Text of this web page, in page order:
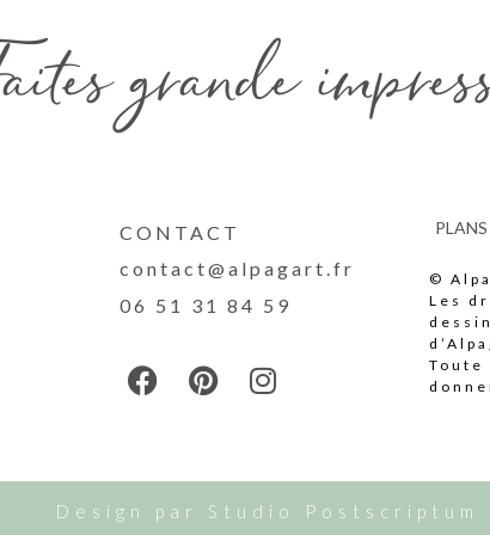
grande
CONTACT
contact@alpagart.fr
06 51 31 84 59
©
Les
Design par Studio Postscriptum